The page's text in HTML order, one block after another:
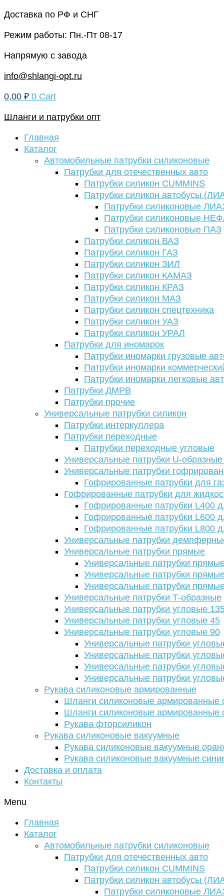
Перейти
содержимому
Доставка по РФ и СНГ
Режим работы: Пн.-Пт 08-17
Напрямую с завода
info@shlangi-opt.ru
0,00 ₽ 0 Cart
Шланги и патрубки опт
Главная
Каталог
Автомобильные патрубки силиконовые
Патрубки для отечественных авто
Патрубки силикон CUMMINS
Патрубки силикон автобусы
Патрубки силиконовые
Патрубки силиконовые
Патрубки силиконовые ПАЗ
Патрубки силикон ВАЗ
Патрубки силикон ГАЗ
Патрубки силикон ЗИЛ
Патрубки силикон КАМАЗ
Патрубки силикон КРАЗ
Патрубки силикон МАЗ
Патрубки силикон спецтехника
Патрубки силикон УАЗ
Патрубки силикон УРАЛ
Патрубки для иномарок
Патрубки иномарки грузовые
Патрубки иномарки
Патрубки иномарки легковые
Патрубки ДМРВ
Патрубки прочие
Универсальные патрубки силикон
Патрубки интеркуллера
Патрубки переходные
Патрубки переходные угловые
Универсальные патрубки U-
Универсальные патрубки
Гофрированные патрубки для
Гофрированные патрубки для
Гофрированные патрубки L400
Гофрированные патрубки L600
Гофрированные патрубки L800
Универсальные патрубки
Универсальные патрубки прямые
Универсальные патрубки
Универсальные патрубки
Универсальные патрубки
Универсальные патрубки Т-образные
Универсальные патрубки угловые
Универсальные патрубки угловые 45
Универсальные патрубки угловые 90
Универсальные патрубки
Универсальные патрубки
Универсальные патрубки
Универсальные патрубки
Рукава силиконовые армированные
Шланги силиконовые армированные
Шланги силиконовые армированные
Рукава фторсиликон
Рукава силиконовые вакуумные
Рукава силиконовые вакуумные
Рукава силиконовые вакуумные
Доставка и оплата
Контакты
Menu
Главная
Каталог
Автомобильные патрубки силиконовые
Патрубки для отечественных авто
Патрубки силикон CUMMINS
Патрубки силикон автобусы
Патрубки силиконовые